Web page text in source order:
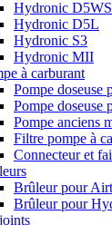
Hydronic
Hydronic D5L
Hydronic S3
Hydronic MII
à carburant
Pompe doseuse
Pompe doseuse
Pompe anciens
Filtre pompe à
Connecteur et
Brûleur pour
Brûleur pour